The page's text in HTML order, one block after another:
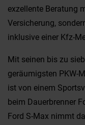
exzellente Beratung
Versicherung,
inklusive einer Kfz-
Mit seinen bis zu
geräumigsten PKW-
ist von einem
beim Dauerbrenner
Ford S-Max nimmt